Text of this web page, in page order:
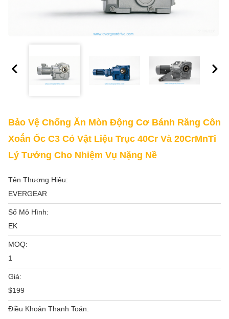
Bảo Vệ Chống Ăn Mòn Động Cơ Bánh Răng Côn
Xoắn Ốc C3 Có Vật Liệu Trục 40Cr Và 20CrMnTi
Lý Tưởng Cho Nhiệm Vụ Nặng Nề
Tên Thương Hiệu:
EVERGEAR
Số Mô Hình:
EK
MOQ:
1
Giá:
$199
Điều Khoản Thanh Toán: